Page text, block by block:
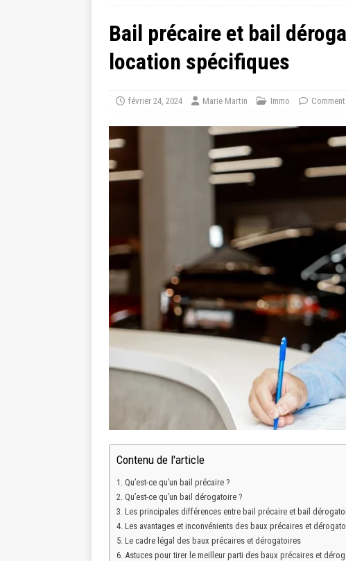
Bail précaire et bail
location spécifiques
février 24, 2024 Marie Martin Immo
Contenu de l'article
Qu’est-ce qu’un bail précaire ?
Qu’est-ce qu’un bail dérogatoire ?
Les principales différences entre bail précaire et bail
Les avantages et inconvénients des baux précaires et
Le cadre légal des baux précaires et dérogatoires
Astuces pour tirer le meilleur parti des baux précaires et